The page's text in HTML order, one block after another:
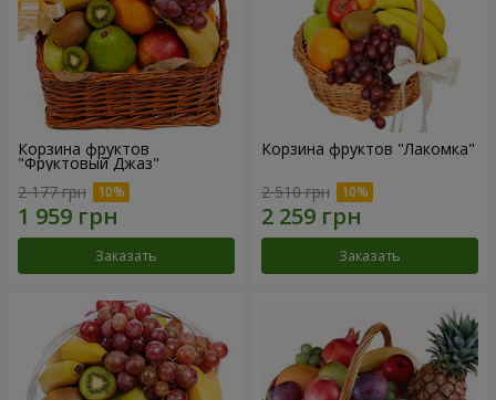
Корзина фруктов
"Фруктовый Джаз"
2 177 грн
Заказать
Корзина фруктов "Лакомка"
2 510 грн
Заказать